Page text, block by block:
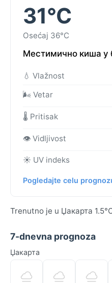
31°C
Osećaj 36°C
Местимично киша у
💧 Vlažnost
🌬️ Vetar
🌡️ Pritisak
👁️ Vidljivost
☀️ UV indeks
Pogledajte celu
Trenutno je u Џакарта
7-dnevna prognoza
Џакарта